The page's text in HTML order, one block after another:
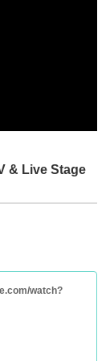
& Live Stage
watch?